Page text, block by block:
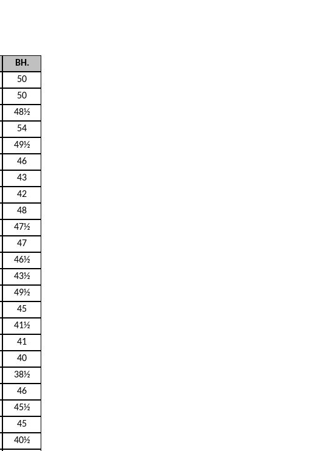
BH.
50
50
48½
54
49½
46
43
42
48
47½
47
46½
43½
49½
45
41½
41
40
38½
46
45½
45
40½